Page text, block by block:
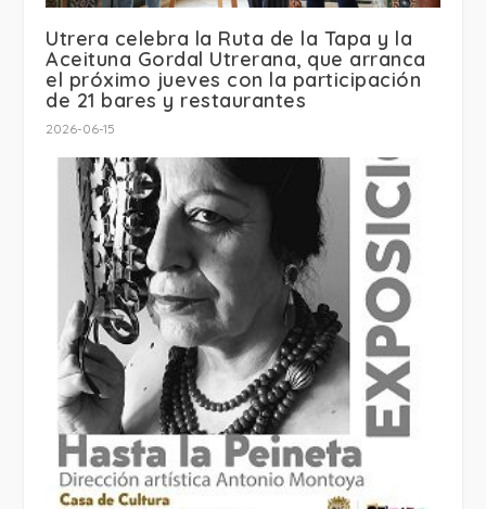
Utrera celebra la Ruta de la Tapa y la
Aceituna Gordal Utrerana, que arranca
el próximo jueves con la participación
de 21 bares y restaurantes
2026-06-15